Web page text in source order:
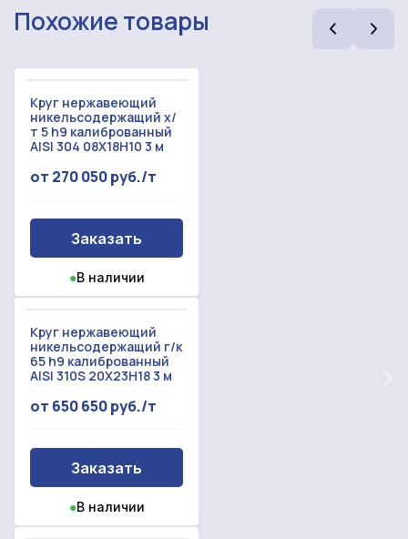
Похожие товары
Круг нержавеющий
никельсодержащий х/
т 5 h9 калиброванный
AISI 304 08Х18Н10 3 м
от 270 050 руб./т
Заказать
●В наличии
Круг нержавеющий
никельсодержащий г/к
65 h9 калиброванный
AISI 310S 20Х23Н18 3 м
от 650 650 руб./т
Заказать
●В наличии
Рассчитать смету
Заполните форму ниже, чтобы получить
точный расчет сметы. Мы свяжемся с вами в
Прикрепить смету на расчет
Оставьте номер
телефона
Предоставим бесплатную консультацию по
нашим товарам и актуальным ценам на
металлопрокат
Заказать звонок
Форма отправлена,
спасибо!
С вами свяжется наш менеджер.
Форма не отправлена!